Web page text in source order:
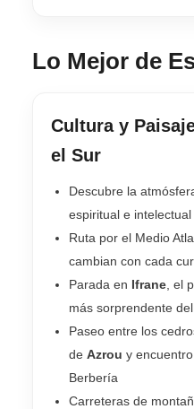
Lo Mejor de
Cultura y
el Sur
Descubre la
espiritual e
Ruta por el Medio
cambian con cada
Parada en Ifrane , el
más sorprendente
Paseo entre los
de Azrou y
Berbería
Carreteras de